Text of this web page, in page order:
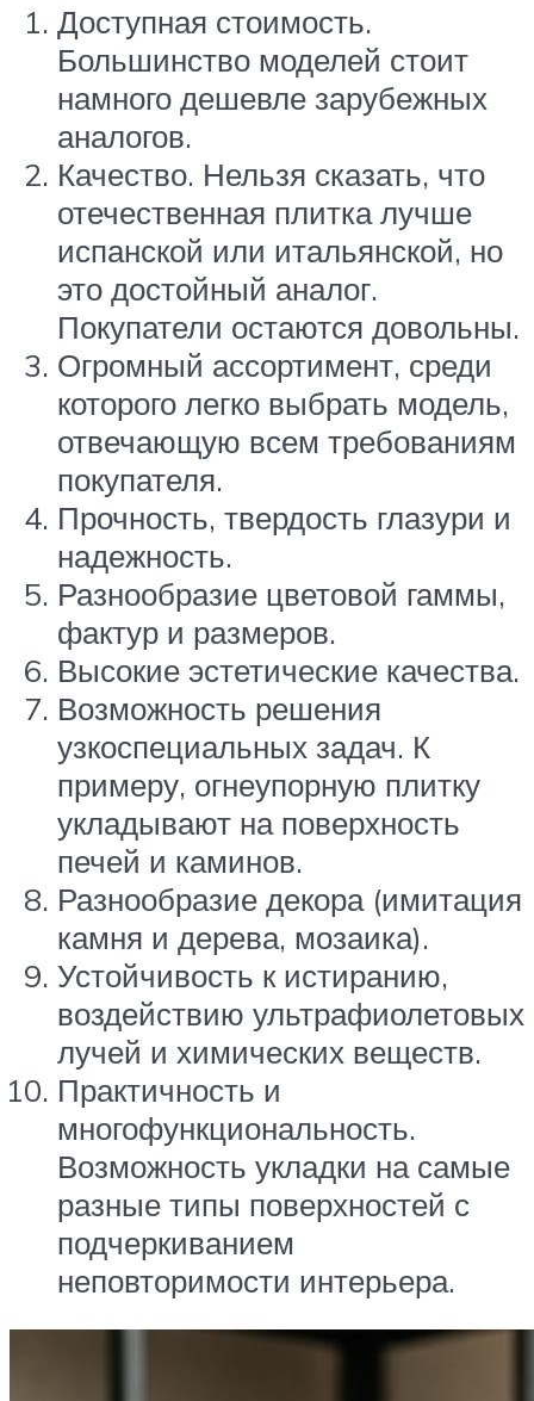
Доступная стоимость.
Большинство моделей стоит
намного дешевле зарубежных
аналогов.
Качество. Нельзя сказать, что
отечественная плитка лучше
испанской или итальянской, но
это достойный аналог.
Покупатели остаются довольны.
Огромный ассортимент, среди
которого легко выбрать модель,
отвечающую всем требованиям
покупателя.
Прочность, твердость глазури и
надежность.
Разнообразие цветовой гаммы,
фактур и размеров.
Высокие эстетические качества.
Возможность решения
узкоспециальных задач. К
примеру, огнеупорную плитку
укладывают на поверхность
печей и каминов.
Разнообразие декора (имитация
камня и дерева, мозаика).
Устойчивость к истиранию,
воздействию ультрафиолетовых
лучей и химических веществ.
Практичность и
многофункциональность.
Возможность укладки на самые
разные типы поверхностей с
подчеркиванием
неповторимости интерьера.